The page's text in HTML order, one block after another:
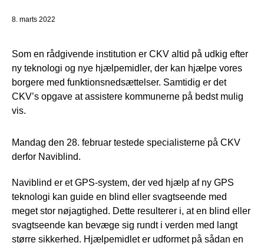
8. marts 2022
Som en rådgivende institution er CKV altid på udkig efter
ny teknologi og nye hjælpemidler, der kan hjælpe vores
borgere med funktionsnedsættelser. Samtidig er det
CKV’s opgave at assistere kommunerne på bedst mulig
vis.
Mandag den 28. februar testede specialisterne på CKV
derfor Naviblind.
Naviblind er et GPS-system, der ved hjælp af ny GPS
teknologi kan guide en blind eller svagtseende med
meget stor nøjagtighed. Dette resulterer i, at en blind eller
svagtseende kan bevæge sig rundt i verden med langt
større sikkerhed. Hjælpemidlet er udformet på sådan en